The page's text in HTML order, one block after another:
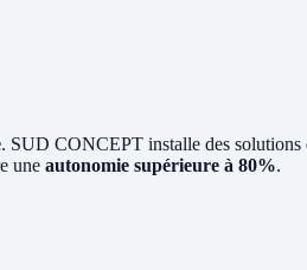
. SUD CONCEPT installe des solutions
une autonomie supérieure à 80%.